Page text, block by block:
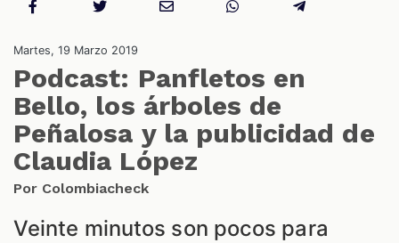
Martes, 19 Marzo 2019
Podcast: Panfletos en
Bello, los árboles de
Peñalosa y la publicidad de
Claudia López
Por Colombiacheck
Veinte minutos son pocos para